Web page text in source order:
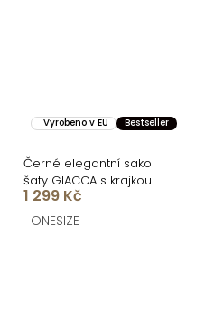
Vyrobeno v EU Bestseller
Černé elegantní sako
šaty GIACCA s krajkou
1 299 Kč
ONESIZE